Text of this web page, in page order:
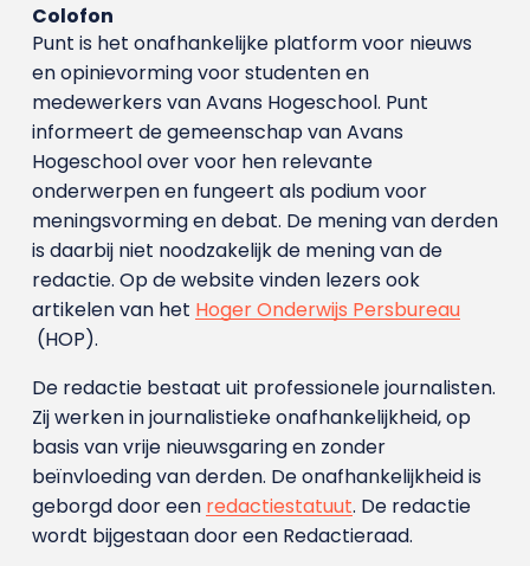
Colofon
Punt is het onafhankelijke platform voor nieuws
en opinievorming voor studenten en
medewerkers van Avans Hoge­school. Punt
informeert de gemeenschap van Avans
Hogeschool over voor hen relevante
onderwerpen en fungeert als podium voor
meningsvorming en debat. De mening van derden
is daarbij niet noodzakelijk de mening van de
redactie. Op de website vinden lezers ook
artikelen van het Hoger Onderwijs Persbureau
(HOP).
De redactie bestaat uit professionele journalisten.
Zij werken in journalistieke onafhankelijkheid, op
basis van vrije nieuwsgaring en zonder
beïnvloeding van derden. De onafhankelijkheid is
geborgd door een redactiestatuut. De redactie
wordt bijgestaan door een Redactieraad.